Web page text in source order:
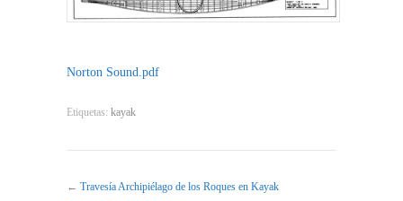
Norton Sound.pdf
Etiquetas: kayak
← Travesía Archipiélago de los Roques en Kayak